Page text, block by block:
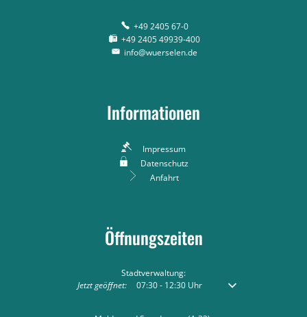
+49 2405 67-0
+49 2405 49939-400
info@wuerselen.de
Informationen
Impressum
Datenschutz
Anfahrt
Öffnungszeiten
Stadtverwaltung:
Klicken, um weitere Öffnungs- oder Schließzeiten
Jetzt geöffnet: 07:30- 12:30Uhr Von 07:30 bis 12:30